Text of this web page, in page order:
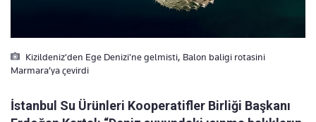
Kizildeniz'den Ege Denizi'ne gelmisti, Balon baligi rotasini
Marmara’ya çevirdi
İstanbul Su Ürünleri Kooperatifler Birliği Başkanı